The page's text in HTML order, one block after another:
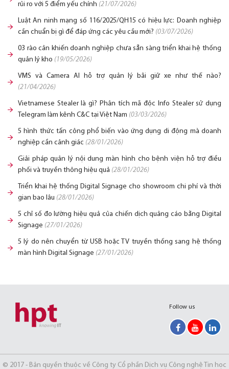
rủi ro với 5 điểm yếu chính (21/07/2026)
Luật An ninh mạng số 116/2025/QH15 có hiệu lực: Doanh nghiệp
cần chuẩn bị gì để đáp ứng các yêu cầu mới? (03/07/2026)
03 rào cản khiến doanh nghiệp chưa sẵn sàng triển khai hệ thống
quản lý kho (19/05/2026)
VMS và Camera AI hỗ trợ quản lý bãi giữ xe như thế nào?
(21/04/2026)
Vietnamese Stealer là gì? Phân tích mã độc Info Stealer sử dụng
Telegram làm kênh C&C tại Việt Nam (03/03/2026)
5 hình thức tấn công phổ biến vào ứng dụng di động mà doanh
nghiệp cần cảnh giác (28/01/2026)
Giải pháp quản lý nội dung màn hình cho bệnh viện hỗ trợ điều
phối và truyền thông hiệu quả (28/01/2026)
Triển khai hệ thống Digital Signage cho showroom chi phí và thời
gian bao lâu (28/01/2026)
5 chỉ số đo lường hiệu quả của chiến dịch quảng cáo bằng Digital
Signage (27/01/2026)
5 lý do nên chuyển từ USB hoặc TV truyền thống sang hệ thống
màn hình Digital Signage (27/01/2026)
Follow us
© 2017 - Bản quyền thuộc về Công ty Cổ phần Dịch vụ Công nghệ Tin học